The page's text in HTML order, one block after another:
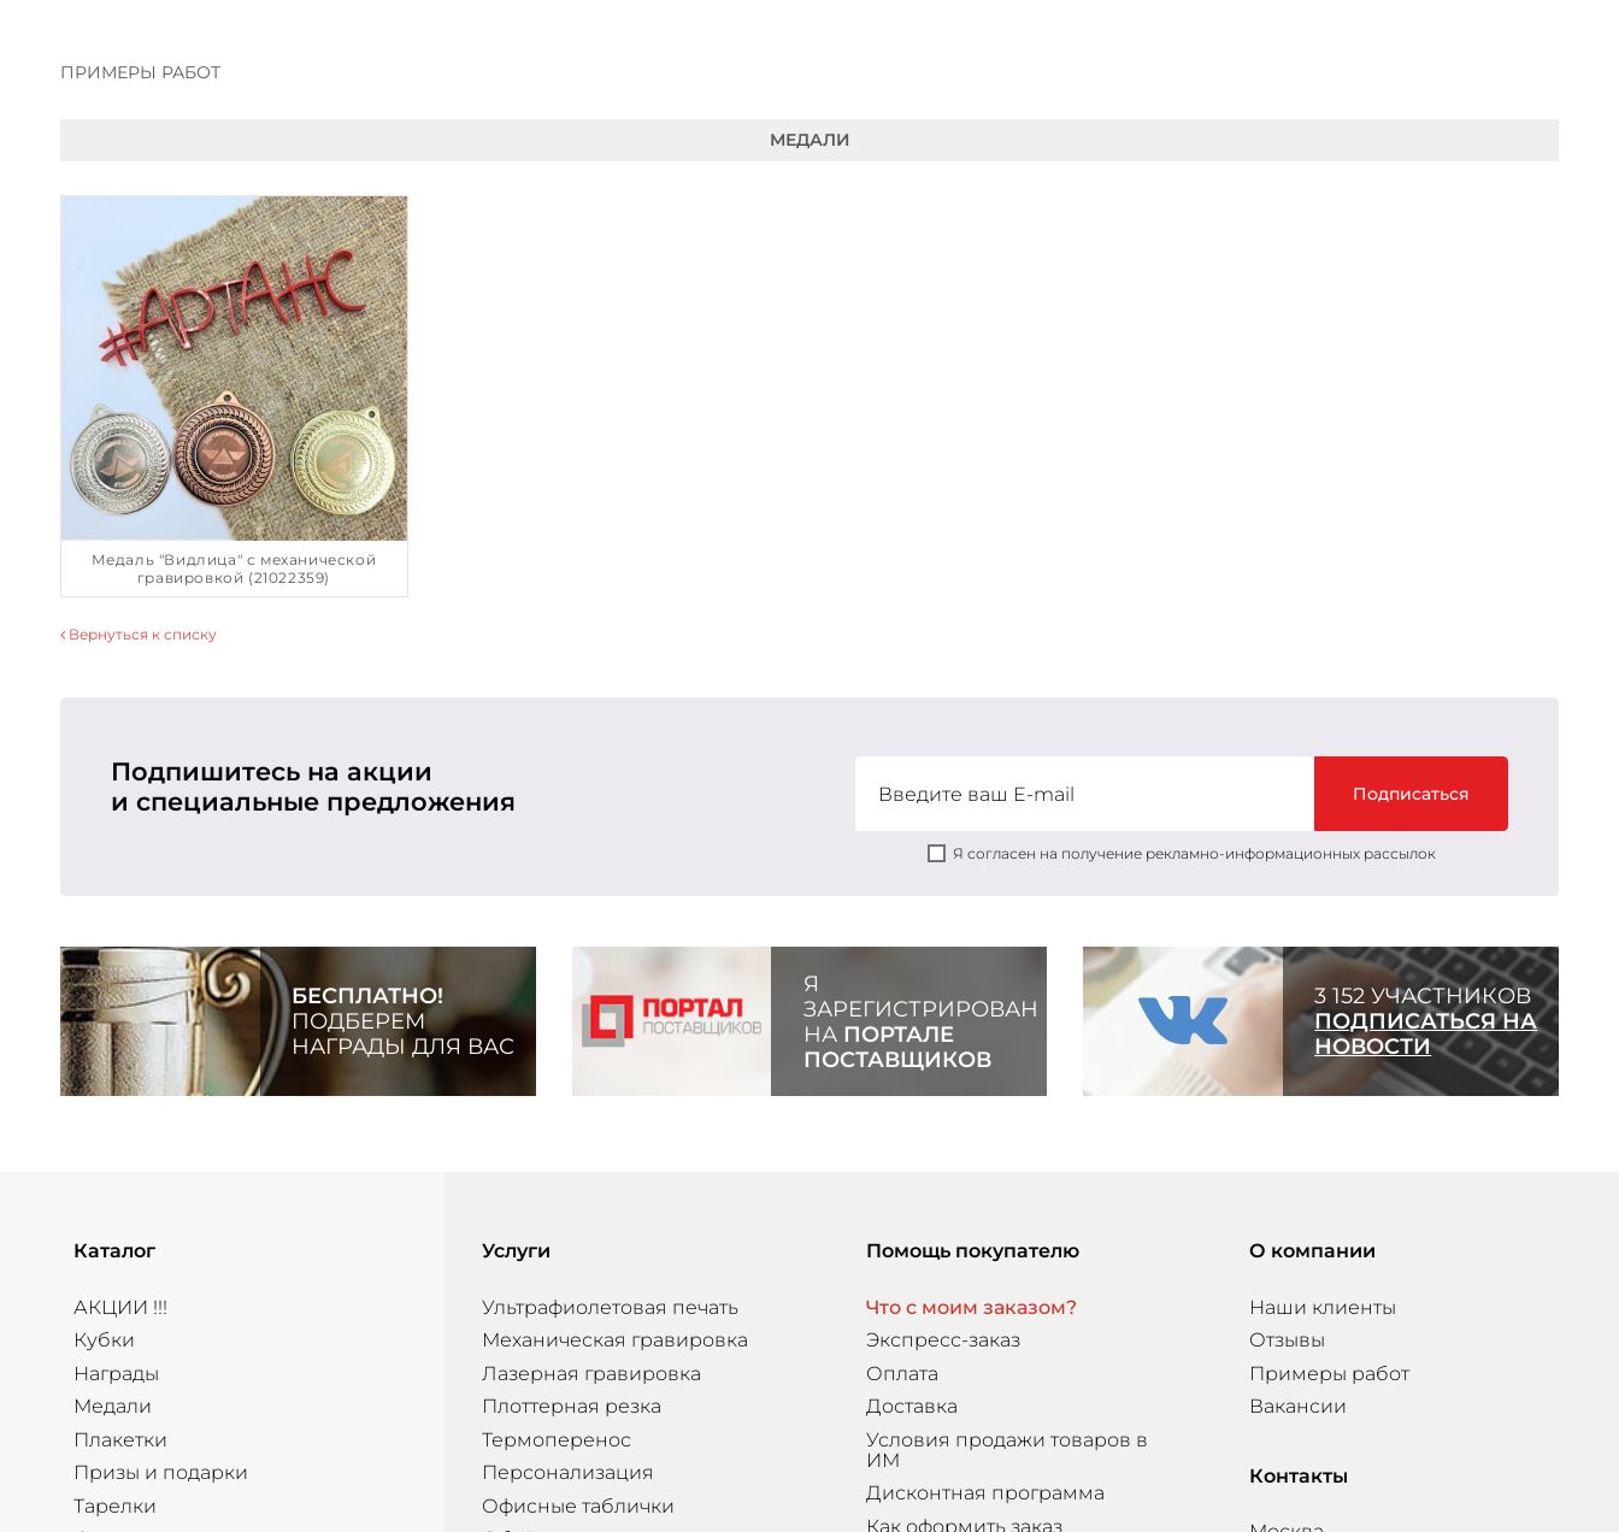
ПРИМЕРЫ РАБОТ
МЕДАЛИ
Медаль "Видлица" с механической
гравировкой (21022359)
Вернуться к списку
Подпишитесь на акции
и специальные предложения
Подписаться
Я согласен на получение рекламно-информационных рассылок
БЕСПЛАТНО!
ПОДБЕРЕМ
НАГРАДЫ ДЛЯ ВАС
Я
ЗАРЕГИСТРИРОВАН
НА ПОРТАЛЕ
ПОСТАВЩИКОВ
3 152 УЧАСТНИКОВ
ПОДПИСАТЬСЯ НА
НОВОСТИ
Каталог
АКЦИИ !!!
Кубки
Награды
Медали
Плакетки
Призы и подарки
Тарелки
Услуги
Ультрафиолетовая печать
Механическая гравировка
Лазерная гравировка
Плоттерная резка
Термоперенос
Персонализация
Офисные таблички
Помощь покупателю
Что с моим заказом?
Экспресс-заказ
Оплата
Доставка
Условия продажи товаров в
ИМ
Дисконтная программа
Как оформить заказ
О компании
Наши клиенты
Отзывы
Примеры работ
Вакансии
Контакты